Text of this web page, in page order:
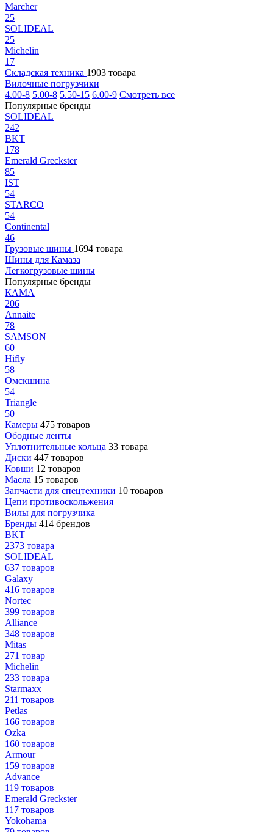
Marcher
25
SOLIDEAL
25
Michelin
17
Складская техника 1903 товара
Вилочные погрузчики
4.00-8 5.00-8 5.50-15 6.00-9 Смотреть все
Популярные бренды
SOLIDEAL
242
BKT
178
Emerald Greckster
85
IST
54
STARCO
54
Continental
46
Грузовые шины 1694 товара
Шины для Камаза
Легкогрузовые шины
Популярные бренды
КАМА
206
Annaite
78
SAMSON
60
Hifly
58
Омскшина
54
Triangle
50
Камеры 475 товаров
Ободные ленты
Уплотнительные кольца 33 товара
Диски 447 товаров
Ковши 12 товаров
Масла 15 товаров
Запчасти для спецтехники 10 товаров
Цепи противоскольжения
Вилы для погрузчика
Бренды 414 брендов
BKT
2373 товара
SOLIDEAL
637 товаров
Galaxy
416 товаров
Nortec
399 товаров
Alliance
348 товаров
Mitas
271 товар
Michelin
233 товара
Starmaxx
211 товаров
Petlas
166 товаров
Ozka
160 товаров
Armour
159 товаров
Advance
119 товаров
Emerald Greckster
117 товаров
Yokohama